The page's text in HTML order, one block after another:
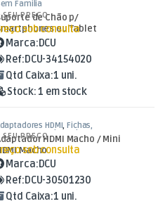
Familia
de Chão p/
ou Tablet
SEU PREÇO
sob consulta
Marca:DCU
Ref:DCU-34154020
Qtd Caixa:1 uni.
Stock: 1 em stock
HDMI,Fichas,
e Adaptadores
HDMI Macho / Mini
Macho
SEU PREÇO
sob consulta
Marca:DCU
Ref:DCU-30501230
Qtd Caixa:1 uni.